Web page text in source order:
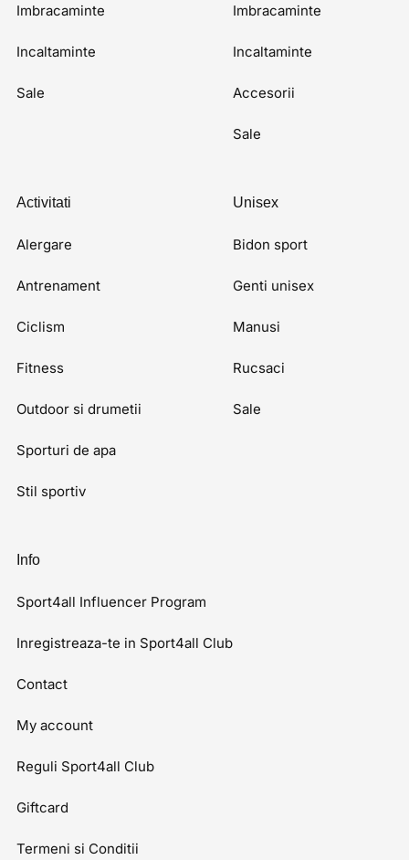
Imbracaminte
Incaltaminte
Sale
Imbracaminte
Incaltaminte
Accesorii
Sale
Activitati
Alergare
Antrenament
Ciclism
Fitness
Outdoor si drumetii
Sporturi de apa
Stil sportiv
Unisex
Bidon sport
Genti unisex
Manusi
Rucsaci
Sale
Info
Sport4all Influencer Program
Inregistreaza-te in Sport4all Club
Contact
My account
Reguli Sport4all Club
Giftcard
Termeni si Conditii